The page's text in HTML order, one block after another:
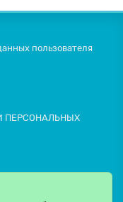
пользователя
ПЕРСОНАЛЬНЫХ